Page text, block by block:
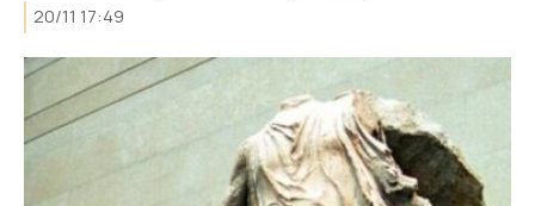
20/11 17:49